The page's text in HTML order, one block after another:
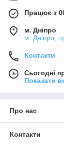
Працює з
м. Дніпро
м. Дніпро,
Контакти
Сьогодні
Показати
Про нас
Контакти